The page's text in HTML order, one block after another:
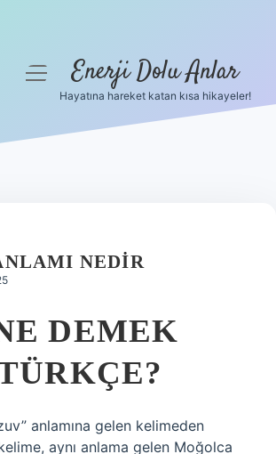
menüyüEnerji Dolu Anlar
Hayatına hareket katan kısa hikayeler!
NEDIR
DEMEK
anlamına gelen kelimeden
aynı anlama gelen Moğolca